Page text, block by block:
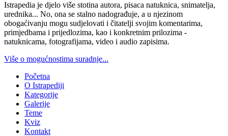
Istrapedia je djelo više stotina autora, pisaca natuknica, snimatelja,
urednika... No, ona se stalno nadograđuje, a u njezinom
obogaćivanju mogu sudjelovati i čitatelji svojim komentarima,
primjedbama i prijedlozima, kao i konkretnim prilozima -
natuknicama, fotografijama, video i audio zapisima.
Više o mogućnostima suradnje...
Početna
O Istrapediji
Kategorije
Galerije
Teme
Kviz
Kontakt